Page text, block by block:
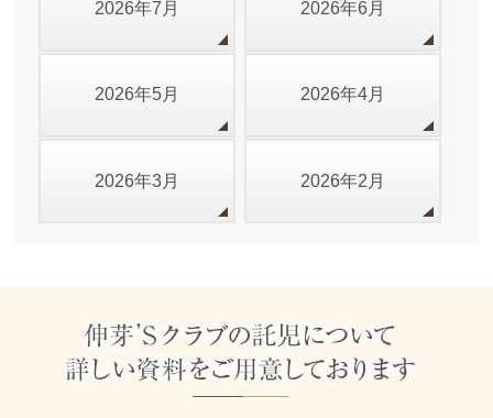
2026年7月 2026年6月
2026年5月 2026年4月
2026年3月 2026年2月